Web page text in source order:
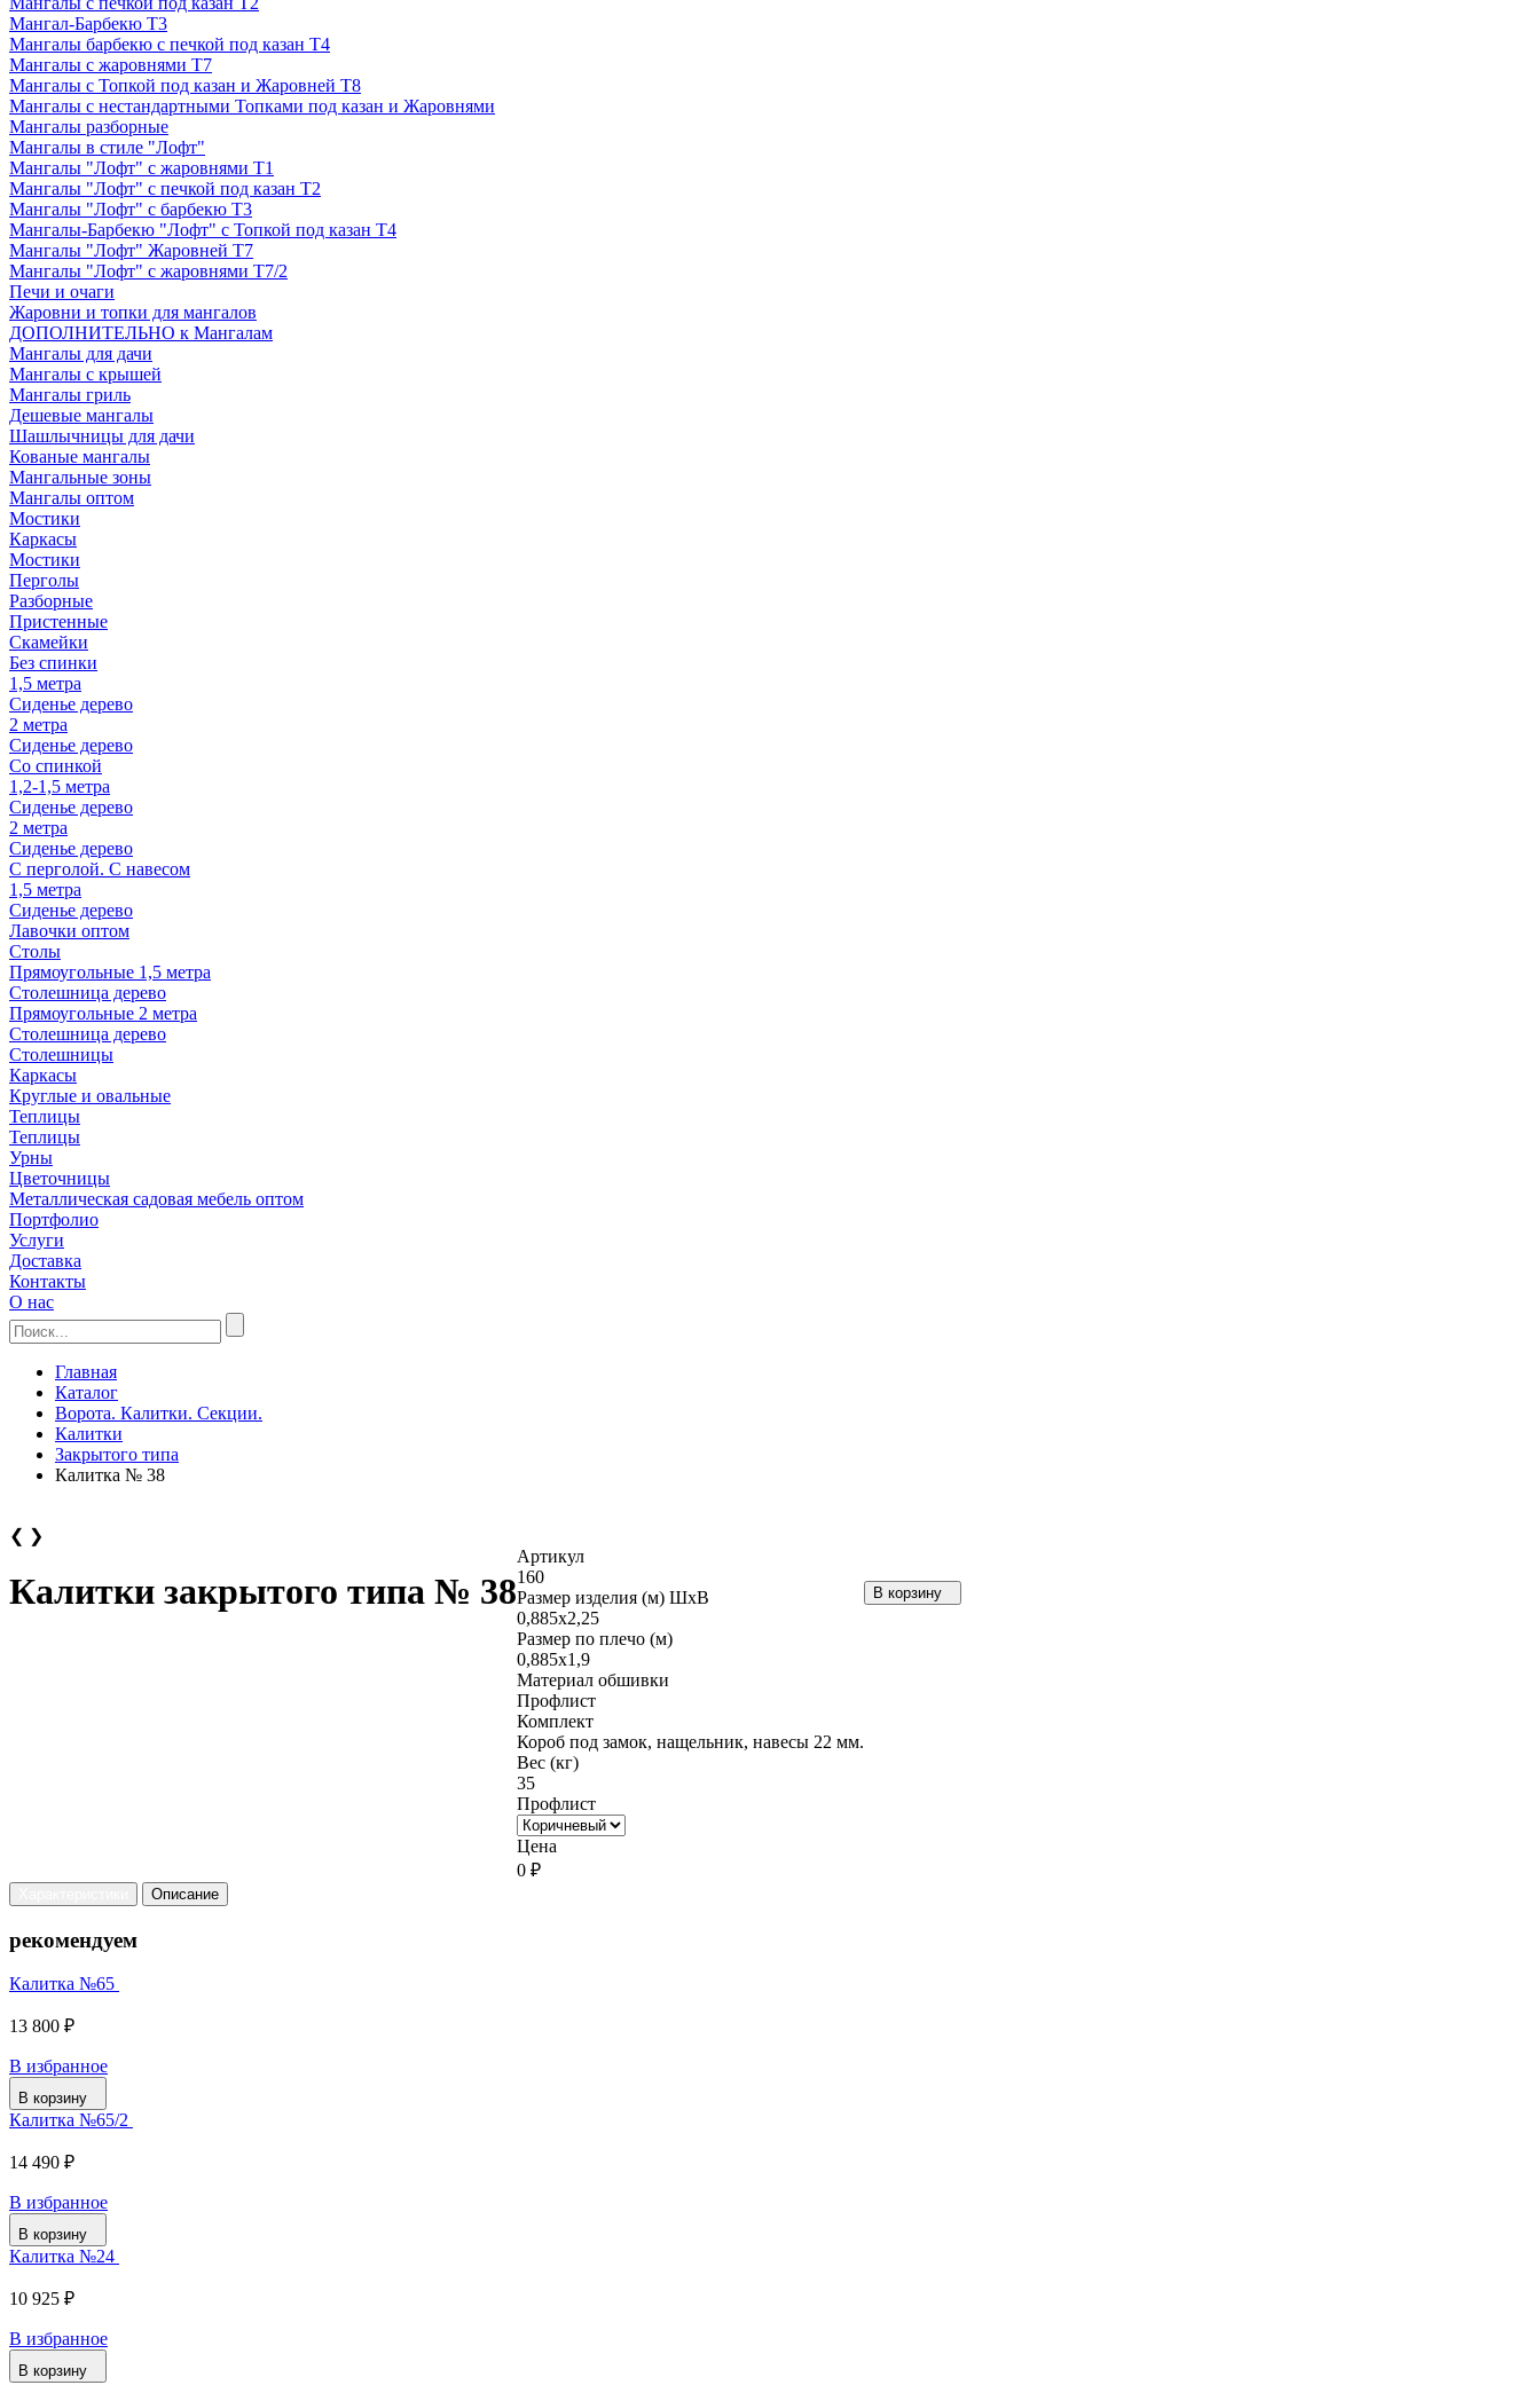
Мангал-Барбекю Т3
Мангалы барбекю с печкой под казан Т4
Мангалы с жаровнями Т7
Мангалы с Топкой под казан и Жаровней Т8
Мангалы с нестандартными Топками под казан и Жаровнями
Мангалы разборные
Мангалы в стиле "Лофт"
Мангалы "Лофт" с жаровнями Т1
Мангалы "Лофт" с печкой под казан Т2
Мангалы "Лофт" с барбекю Т3
Мангалы-Барбекю "Лофт" с Топкой под казан Т4
Мангалы "Лофт" Жаровней Т7
Мангалы "Лофт" с жаровнями Т7/2
Печи и очаги
Жаровни и топки для мангалов
ДОПОЛНИТЕЛЬНО к Мангалам
Мангалы для дачи
Мангалы с крышей
Мангалы гриль
Дешевые мангалы
Шашлычницы для дачи
Кованые мангалы
Мангальные зоны
Мангалы оптом
Мостики
Каркасы
Мостики
Перголы
Разборные
Пристенные
Скамейки
Без спинки
1,5 метра
Сиденье дерево
2 метра
Сиденье дерево
Со спинкой
1,2-1,5 метра
Сиденье дерево
2 метра
Сиденье дерево
С перголой. С навесом
1,5 метра
Сиденье дерево
Лавочки оптом
Столы
Прямоугольные 1,5 метра
Столешница дерево
Прямоугольные 2 метра
Столешница дерево
Столешницы
Каркасы
Круглые и овальные
Теплицы
Теплицы
Урны
Цветочницы
Металлическая садовая мебель оптом
Портфолио
Услуги
Доставка
Контакты
О нас
Главная
Каталог
Ворота. Калитки. Секции.
Калитки
Закрытого типа
Калитка № 38
❮ ❯
Калитки закрытого типа № 38
Артикул
160
Размер изделия (м) ШхВ
0,885х2,25
Размер по плечо (м)
0,885х1,9
Материал обшивки
Профлист
Комплект
Короб под замок, нащельник, навесы 22 мм.
Вес (кг)
35
Профлист
Цена
0 ₽
В корзину
Описание
рекомендуем
Калитка №65
13 800 ₽
В избранное
В корзину
Калитка №65/2
14 490 ₽
В избранное
В корзину
Калитка №24
10 925 ₽
В избранное
В корзину